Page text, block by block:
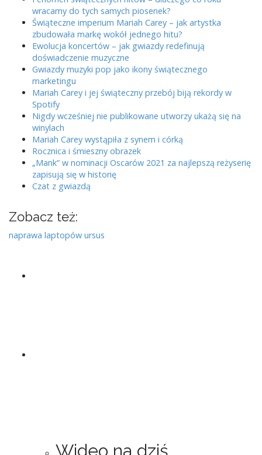
wracamy do tych samych piosenek?
Świąteczne imperium Mariah Carey – jak artystka
zbudowała markę wokół jednego hitu?
Ewolucja koncertów – jak gwiazdy redefinują
doświadczenie muzyczne
Gwiazdy muzyki pop jako ikony świątecznego
marketingu
Mariah Carey i jej świąteczny przebój biją rekordy w
Spotify
Nigdy wcześniej nie publikowane utworzy ukażą się na
winylach
Mariah Carey wystąpiła z synem i córką
Rocznica i śmieszny obrazek
„Mank” w nominacji Oscarów 2021 za najlepszą reżyserię
zapisują się w historię
Czat z gwiazdą
Zobacz też:
naprawa laptopów ursus
Wideo na dziś